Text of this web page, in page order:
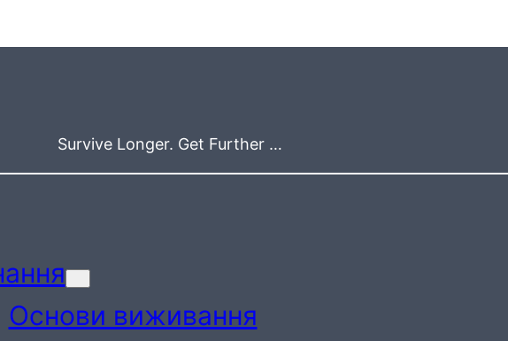
Survive Longer. Get Further …
Основи виживання